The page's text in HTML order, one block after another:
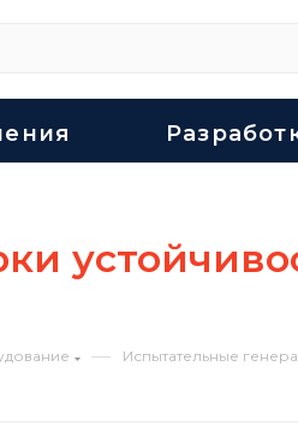
— Испытательные